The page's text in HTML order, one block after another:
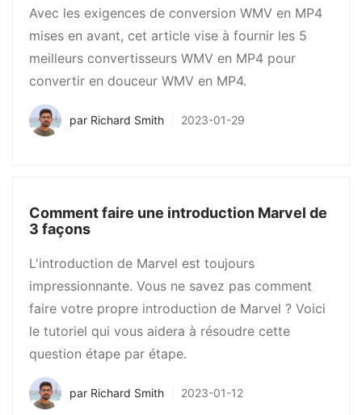
Avec les exigences de conversion WMV en MP4
mises en avant, cet article vise à fournir les 5
meilleurs convertisseurs WMV en MP4 pour
convertir en douceur WMV en MP4.
par Richard Smith 2023-01-29
Comment faire une introduction Marvel de
3 façons
L'introduction de Marvel est toujours
impressionnante. Vous ne savez pas comment
faire votre propre introduction de Marvel ? Voici
le tutoriel qui vous aidera à résoudre cette
question étape par étape.
par Richard Smith 2023-01-12